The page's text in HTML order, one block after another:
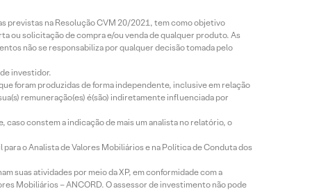
previstas na Resolução CVM 20/2021, tem como objetivo
ou solicitação de compra e/ou venda de qualquer produto. As
não se responsabiliza por qualquer decisão tomada pelo
investidor.
foram produzidas de forma independente, inclusive em relação
remuneração(es) é(são) indiretamente influenciada por
constem a indicação de mais um analista no relatório, o
o Analista de Valores Mobiliários e na Política de Conduta dos
suas atividades por meio da XP, em conformidade com a
Mobiliários – ANCORD. O assessor de investimento não pode